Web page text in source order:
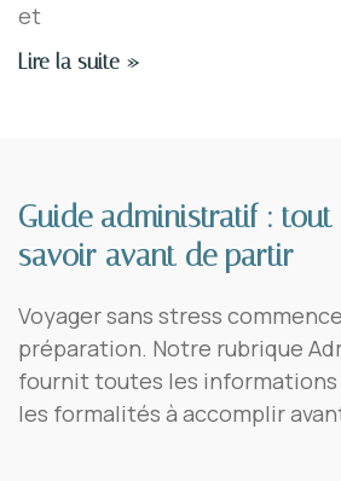
et
Lire la suite »
Guide administratif :
savoir avant de partir
Voyager sans stress
préparation. Notre rubrique
fournit toutes les
les formalités à accomplir